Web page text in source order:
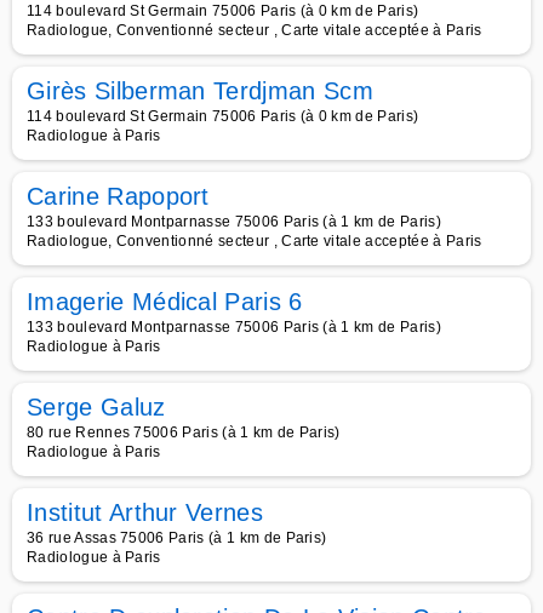
114 boulevard St Germain 75006 Paris (à 0 km de Paris)
Radiologue, Conventionné secteur , Carte vitale acceptée à Paris
Girès Silberman Terdjman Scm
114 boulevard St Germain 75006 Paris (à 0 km de Paris)
Radiologue à Paris
Carine Rapoport
133 boulevard Montparnasse 75006 Paris (à 1 km de Paris)
Radiologue, Conventionné secteur , Carte vitale acceptée à Paris
Imagerie Médical Paris 6
133 boulevard Montparnasse 75006 Paris (à 1 km de Paris)
Radiologue à Paris
Serge Galuz
80 rue Rennes 75006 Paris (à 1 km de Paris)
Radiologue à Paris
Institut Arthur Vernes
36 rue Assas 75006 Paris (à 1 km de Paris)
Radiologue à Paris